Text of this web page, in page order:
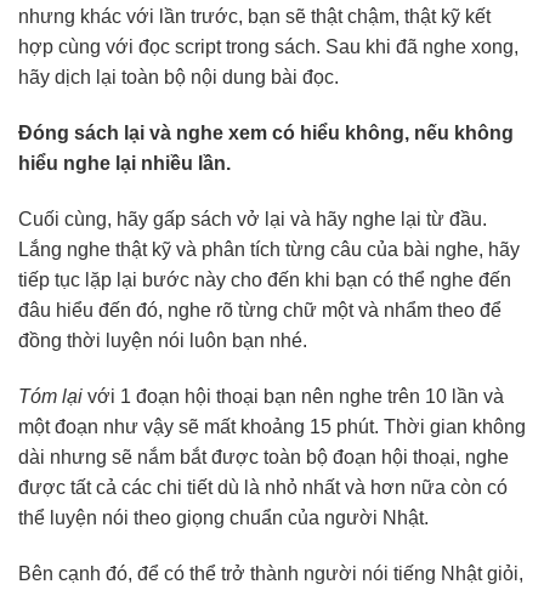
nhưng khác với lần trước, bạn sẽ thật chậm, thật kỹ kết
hợp cùng với đọc script trong sách. Sau khi đã nghe xong,
hãy dịch lại toàn bộ nội dung bài đọc.
Đóng sách lại và nghe xem có hiểu không, nếu không
hiểu nghe lại nhiều lần.
Cuối cùng, hãy gấp sách vở lại và hãy nghe lại từ đầu.
Lắng nghe thật kỹ và phân tích từng câu của bài nghe, hãy
tiếp tục lặp lại bước này cho đến khi bạn có thể nghe đến
đâu hiểu đến đó, nghe rõ từng chữ một và nhẩm theo để
đồng thời luyện nói luôn bạn nhé.
Tóm lại với 1 đoạn hội thoại bạn nên nghe trên 10 lần và
một đoạn như vậy sẽ mất khoảng 15 phút. Thời gian không
dài nhưng sẽ nắm bắt được toàn bộ đoạn hội thoại, nghe
được tất cả các chi tiết dù là nhỏ nhất và hơn nữa còn có
thể luyện nói theo giọng chuẩn của người Nhật.
Bên cạnh đó, để có thể trở thành người nói tiếng Nhật giỏi,